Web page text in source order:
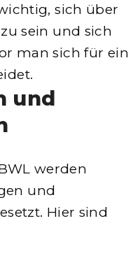
sich über
sein und sich
man sich für ein
und
werden
und
Hier sind